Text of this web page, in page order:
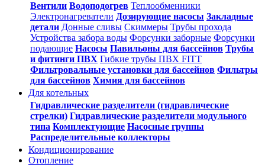
Вентили Водоподогрев Теплообменники
Электронагреватели Дозирующие насосы Закладные
детали Донные сливы Скиммеры Трубы прохода
Устройства забора воды Форсунки заборные Форсунки
подающие Насосы Павильоны для бассейнов Трубы
и фитинги ПВХ Гибкие трубы ПВХ FITT
Фильтровальные установки для бассейнов Фильтры
для бассейнов Химия для бассейнов
Для котельных
Гидравлические разделители (гидравлические
стрелки) Гидравлические разделители модульного
типа Комплектующие Насосные группы
Распределительные коллекторы
Кондиционирование
Отопление